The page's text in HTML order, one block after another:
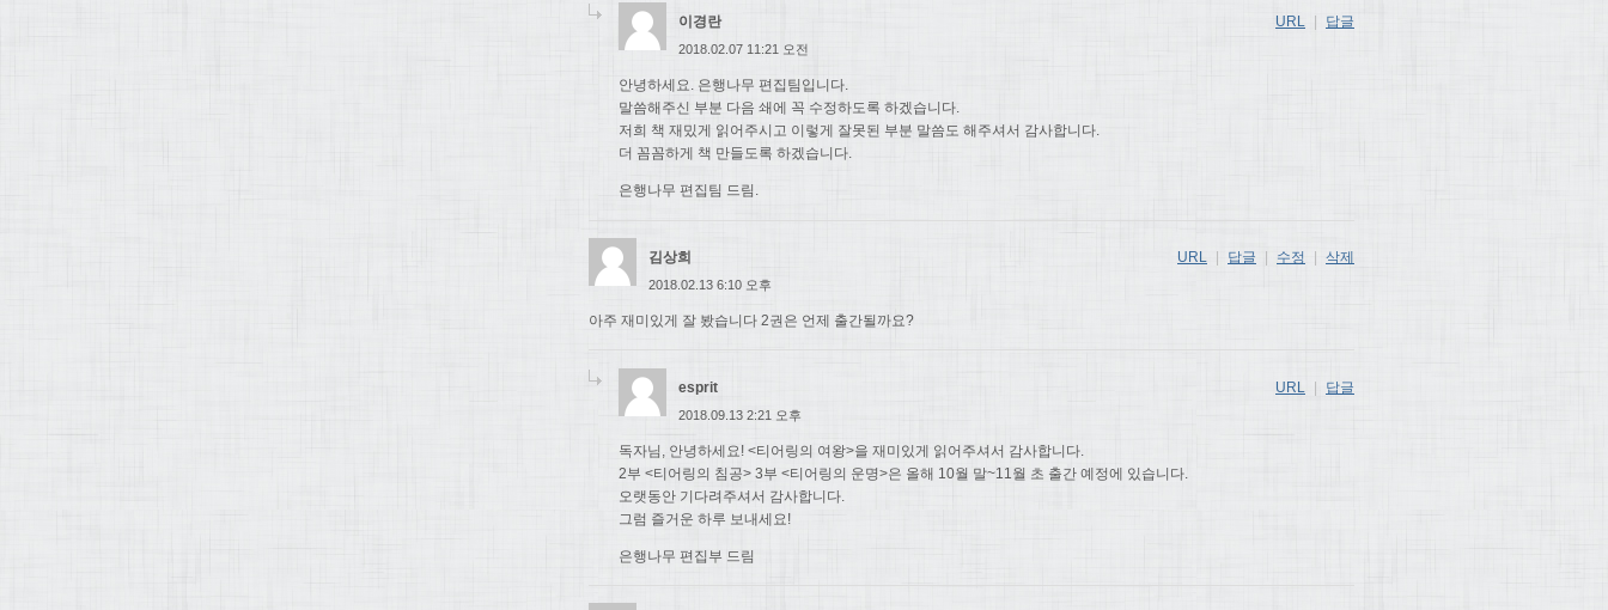
이경란
2018.02.07 11:21 오전
안녕하세요. 은행나무 편집팀입니다.
말씀해주신 부분 다음 쇄에 꼭 수정하도록 하겠습니다.
저희 책 재밌게 읽어주시고 이렇게 잘못된 부분 말씀도 해주셔서 감사합니다.
더 꼼꼼하게 책 만들도록 하겠습니다.
은행나무 편집팀 드림.
URL 답글
김상희
2018.02.13 6:10 오후
아주 재미있게 잘 봤습니다 2권은 언제 출간될까요?
URL | 답글 | 수정 | 삭제
esprit
2018.09.13 2:21 오후
독자님, 안녕하세요! <티어링의 여왕>을 재미있게 읽어주셔서 감사합니다.
2부 <티어링의 침공> 3부 <티어링의 운명>은 올해 10월 말~11월 초 출간 예정에 있습니다.
오랫동안 기다려주셔서 감사합니다.
그럼 즐거운 하루 보내세요!
은행나무 편집부 드림
URL | 답글